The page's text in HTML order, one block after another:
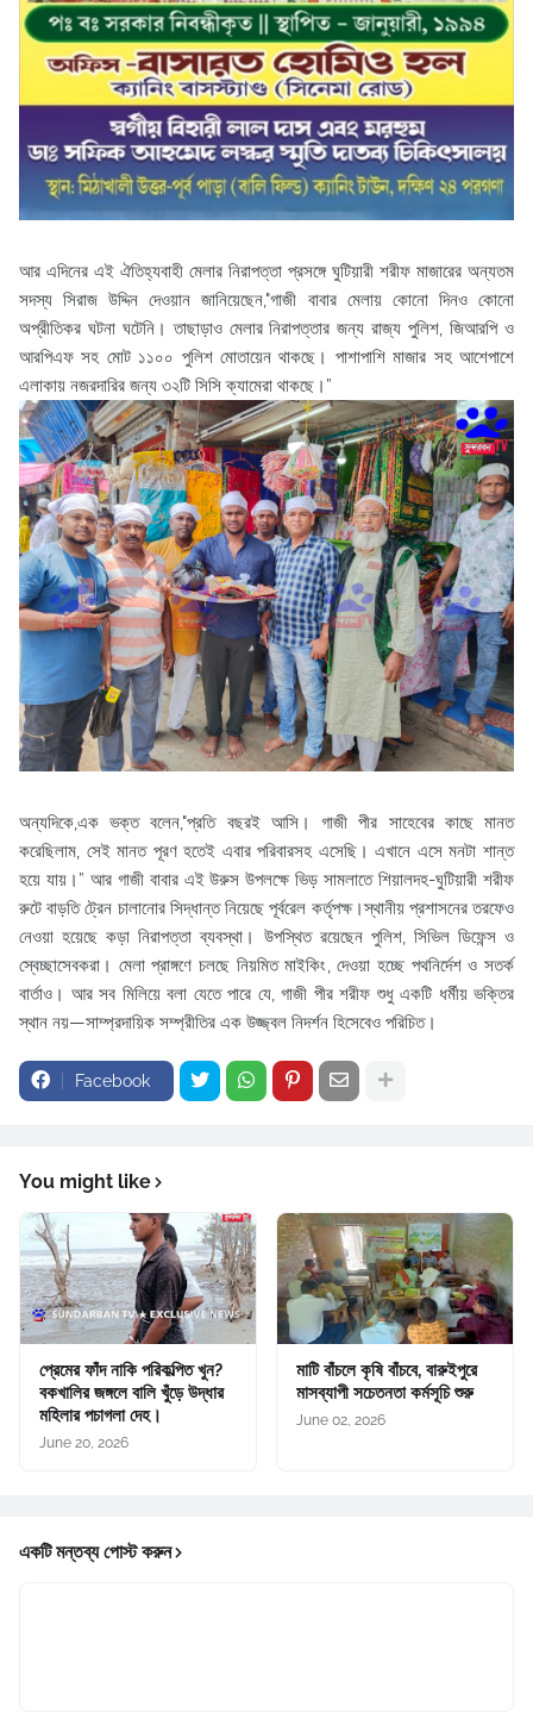
আর এদিনের এই ঐতিহ্যবাহী মেলার নিরাপত্তা প্রসঙ্গে ঘুটিয়ারী শরীফ মাজারের অন্যতম
সদস্য সিরাজ উদ্দিন দেওয়ান জানিয়েছেন,"গাজী বাবার মেলায় কোনো দিনও কোনো
অপ্রীতিকর ঘটনা ঘটেনি। তাছাড়াও মেলার নিরাপত্তার জন্য রাজ্য পুলিশ, জিআরপি ও
আরপিএফ সহ মোট ১১০০ পুলিশ মোতায়েন থাকছে। পাশাপাশি মাজার সহ আশেপাশে
এলাকায় নজরদারির জন্য ৩২টি সিসি ক্যামেরা থাকছে।”
অন্যদিকে,এক ভক্ত বলেন,"প্রতি বছরই আসি। গাজী পীর সাহেবের কাছে মানত
করেছিলাম, সেই মানত পূরণ হতেই এবার পরিবারসহ এসেছি। এখানে এসে মনটা শান্ত
হয়ে যায়।” আর গাজী বাবার এই উরুস উপলক্ষে ভিড় সামলাতে শিয়ালদহ-ঘুটিয়ারী শরীফ
রুটে বাড়তি ট্রেন চালানোর সিদ্ধান্ত নিয়েছে পূর্বরেল কর্তৃপক্ষ।স্থানীয় প্রশাসনের তরফেও
নেওয়া হয়েছে কড়া নিরাপত্তা ব্যবস্থা। উপস্থিত রয়েছেন পুলিশ, সিভিল ডিফেন্স ও
স্বেচ্ছাসেবকরা। মেলা প্রাঙ্গণে চলছে নিয়মিত মাইকিং, দেওয়া হচ্ছে পথনির্দেশ ও সতর্ক
বার্তাও। আর সব মিলিয়ে বলা যেতে পারে যে, গাজী পীর শরীফ শুধু একটি ধর্মীয় ভক্তির
স্থান নয়—সাম্প্রদায়িক সম্প্রীতির এক উজ্জ্বল নিদর্শন হিসেবেও পরিচিত।
Facebook
You might like
প্রেমের ফাঁদ নাকি পরিকল্পিত খুন?
বকখালির জঙ্গলে বালি খুঁড়ে উদ্ধার
মহিলার পচাগলা দেহ।
June 20, 2026
মাটি বাঁচলে কৃষি বাঁচবে, বারুইপুরে
মাসব্যাপী সচেতনতা কর্মসূচি শুরু
June 02, 2026
একটি মন্তব্য পোস্ট করুন